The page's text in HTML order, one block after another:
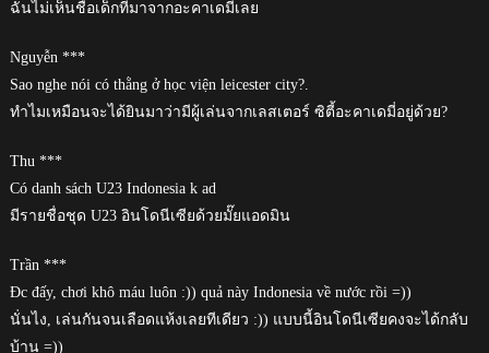
ฉันไม่เห็นชื่อเด็กที่มาจากอะคาเดมี่เลย
Nguyễn ***
Sao nghe nói có thằng ở học viện leicester city?.
ทำไมเหมือนจะได้ยินมาว่ามีผู้เล่นจากเลสเตอร์ ซิตี้อะคาเดมี่อยู่ด้วย?
Thu ***
Có danh sách U23 Indonesia k ad
มีรายชื่อชุด U23 อินโดนีเซียด้วยมั๊ยแอดมิน
Trần ***
Đc đấy, chơi khô máu luôn :)) quả này Indonesia về nước rồi =))
นั่นไง, เล่นกันจนเลือดแห้งเลยทีเดียว :)) แบบนี้อินโดนีเซียคงจะได้กลับ
บ้าน =))